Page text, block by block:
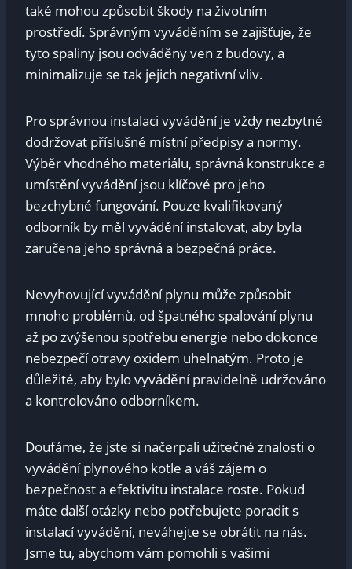
také mohou způsobit škody na životním
prostředí. Správným vyváděním se zajišťuje, že
tyto spaliny jsou odváděny ven z budovy, a
minimalizuje se tak jejich negativní vliv.
Pro správnou instalaci vyvádění je vždy nezbytné
dodržovat příslušné místní předpisy a normy.
Výběr vhodného materiálu, správná konstrukce a
umístění vyvádění jsou klíčové pro jeho
bezchybné fungování. Pouze kvalifikovaný
odborník by měl vyvádění instalovat, aby byla
zaručena jeho správná a bezpečná práce.
Nevyhovující vyvádění plynu může způsobit
mnoho problémů, od špatného spalování plynu
až po zvýšenou spotřebu energie nebo dokonce
nebezpečí otravy oxidem uhelnatým. Proto je
důležité, aby bylo vyvádění pravidelně udržováno
a kontrolováno odborníkem.
Doufáme, že jste si načerpali užitečné znalosti o
vyvádění plynového kotle a váš zájem o
bezpečnost a efektivitu instalace roste. Pokud
máte další otázky nebo potřebujete poradit s
instalací vyvádění, neváhejte se obrátit na nás.
Jsme tu, abychom vám pomohli s vašimi